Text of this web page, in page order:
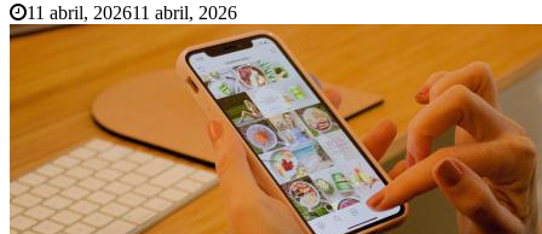
11 abril, 202611 abril, 2026